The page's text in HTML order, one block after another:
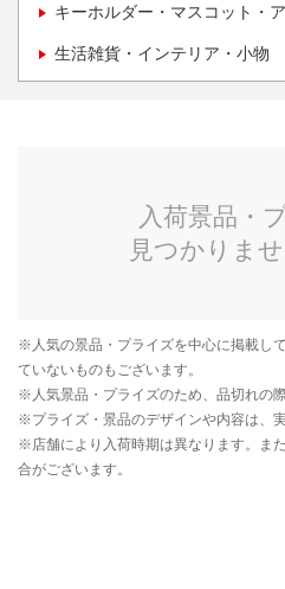
キーホルダー・マスコット・
生活雑貨・インテリア・小物